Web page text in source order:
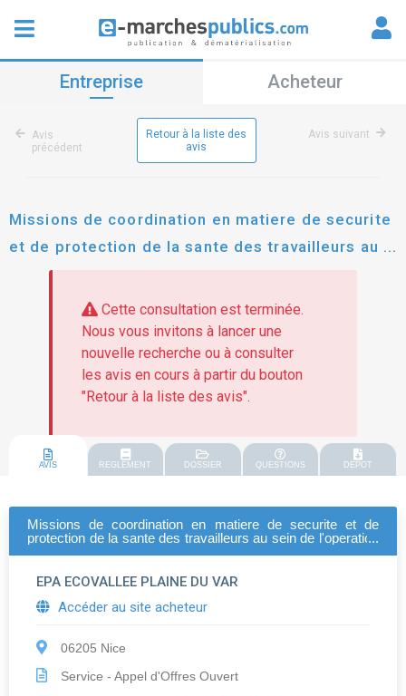
Entreprise Acheteur
Avis
précédent
Retour à la liste des
avis
Avis suivant
Missions de coordination en matiere de securite
et de protection de la sante des travailleurs au
sein de l'operation d'interet national eco-vallee
Cette consultation est terminée.
Nous vous invitons à lancer une
nouvelle recherche ou à consulter
les avis en cours à partir du bouton
"Retour à la liste des avis".
AVIS REGLEMENT DOSSIER QUESTIONS DEPOT
Missions de coordination en matiere de securite et de
protection de la sante des travailleurs au sein de l'operation
EPA ECOVALLEE PLAINE DU VAR
Accéder au site acheteur
06205 Nice
Service - Appel d'Offres Ouvert